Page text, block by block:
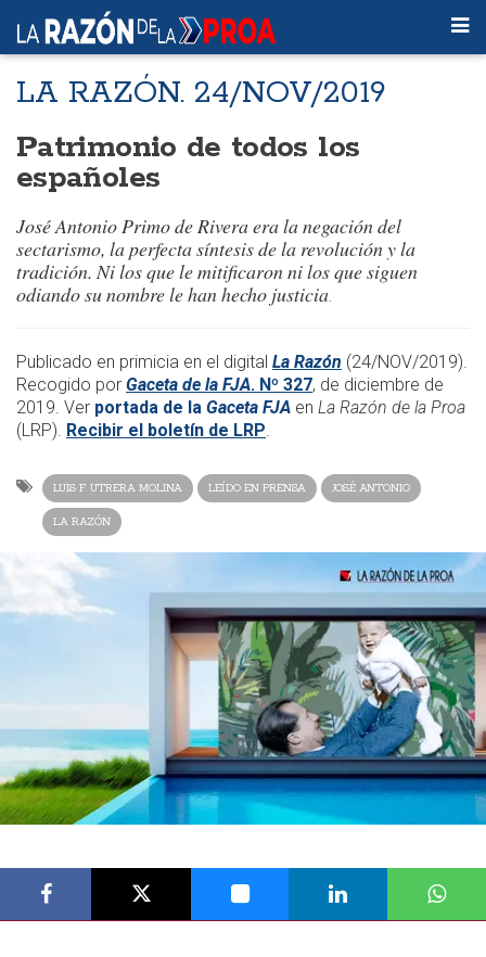
LA RAZÓN. 24/NOV/2019
Patrimonio de todos los
españoles
José Antonio Primo de Rivera era la negación del
sectarismo, la perfecta síntesis de la revolución y la
tradición. Ni los que le mitificaron ni los que siguen
odiando su nombre le han hecho justicia
Publicado en primicia en el digital La Razón (24/NOV/2019).
Recogido por Gaceta de la FJA. Nº 327, de diciembre de
2019. Ver portada de la Gaceta FJA en La Razón de la Proa
(LRP). Recibir el boletín de LRP.​
LUIS F. UTRERA MOLINA LEÍDO EN PRENSA JOSÉ ANTONIO
LA RAZÓN